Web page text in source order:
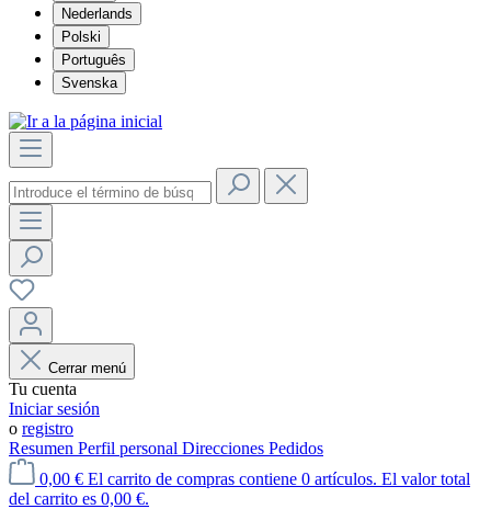
Nederlands
Polski
Português
Svenska
Cerrar menú
Tu cuenta
Iniciar sesión
o registro
Resumen Perfil personal Direcciones Pedidos
0,00 € El carrito de compras contiene 0 artículos. El valor total
del carrito es 0,00 €.